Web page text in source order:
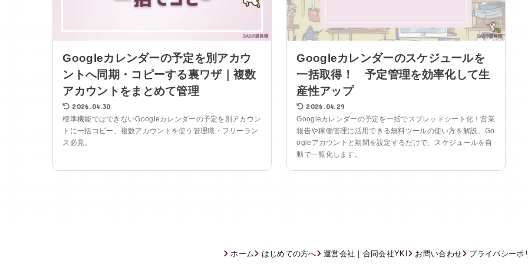
Googleカレンダーの予定を別アカウ
ントへ同期・コピーする裏ワザ｜複数
アカウントをまとめて管理
2026.04.30
標準機能ではできないGoogleカレンダーの予定を別アカウン
トに一括コピー。複数アカウントを使う管理職・フリーラン
ス必見。
Googleカレンダーのスケジュールを
一括取得！ 予定管理を効率化して生
産性アップ
2026.04.29
Googleカレンダーの予定を一括でスプレッドシート化！営業
報告や稼働管理に活用できる無料ツールの使い方を解説。Go
ogleアカウントと期間を設定するだけで、スケジュールを自
動で一覧化します。
ホーム はじめての方へ 運営会社｜合同会社YKI お問い合わせ プライバシーポ